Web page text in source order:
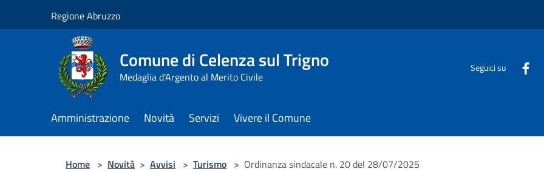
Regione Abruzzo
Comune di Celenza sul Trigno
Medaglia d'Argento al Merito Civile
Seguici su
Amministrazione Novità Servizi Vivere il Comune
Home > Novità > Avvisi > Turismo > Ordinanza sindacale n. 20 del 28/07/2025